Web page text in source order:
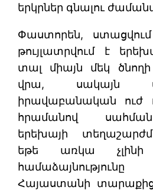
երկրներ գնալու
Փաստորեն,
թույլատրվում է
տալ միայն մեկ
վրա, սակայն
իրավաբանական ուժ
հրամանով
երեխայի
եթե առկա չլինի
Հայաստանի տարաքից